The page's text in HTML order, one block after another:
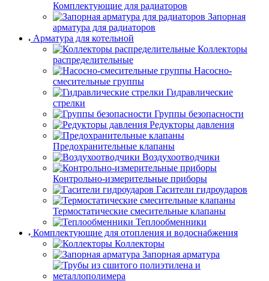
Комплектующие для радиаторов
Запорная
арматура для радиаторов
Арматура для котельной
Коллекторы
распределительные
Насосно-
смесительные группы
Гидравлические
стрелки
Группы безопасности
Редукторы давления
Предохранительные клапаны
Воздухоотводчики
Контрольно-измерительные приборы
Гасители гидроударов
Термостатические смесительные клапаны
Теплообменники
Комплектующие для отопления и водоснабжения
Коллекторы
Запорная арматура